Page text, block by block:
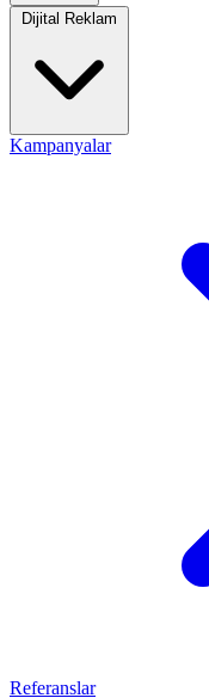
Kampanyalar
Referanslar